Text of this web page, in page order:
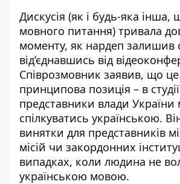
Дискусія (як і будь-яка інша,
мовного питання) тривала
моменту, як нардеп залишив
від’єднавшись від
Співрозмовник заявив, що
принципова позиція – в студії
представники влади
спілкуватись українською.
винятки для представників
місій чи закордонних
випадках, коли людина не
українською мовою.